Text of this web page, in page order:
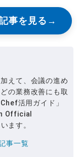
事を見る
えて、会議の進め
の業務改善にも取
活用ガイド」
Official
ます。
事一覧